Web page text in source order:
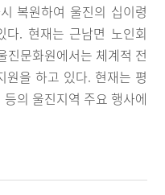
복원하여 울진의 십이령
다. 현재는 근남면 노인회
진문화원에서는 체계적 전
원을 하고 있다. 현재는 평
의 울진지역 주요 행사에